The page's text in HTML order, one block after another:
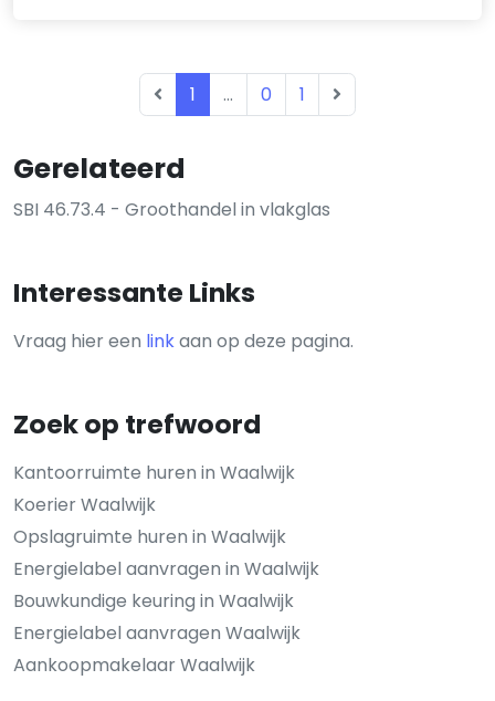
Gerelateerd
SBI 46.73.4 - Groothandel in vlakglas
Interessante Links
Vraag hier een linkaan op deze pagina.
Zoek op trefwoord
Kantoorruimte huren in Waalwijk
Koerier Waalwijk
Opslagruimte huren in Waalwijk
Energielabel aanvragen in Waalwijk
Bouwkundige keuring in Waalwijk
Energielabel aanvragen Waalwijk
Aankoopmakelaar Waalwijk
1 ... 0 1